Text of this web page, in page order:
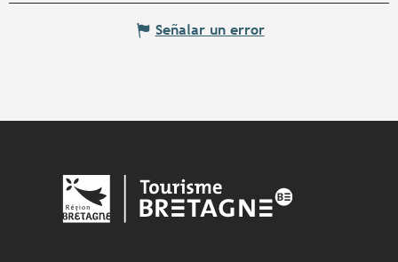
Señalar un error